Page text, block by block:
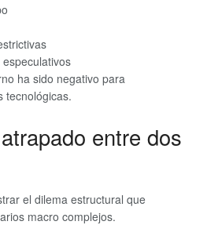
ha sido negativo para
tecnológicas.
entre dos
el dilema estructural que
macro complejos.